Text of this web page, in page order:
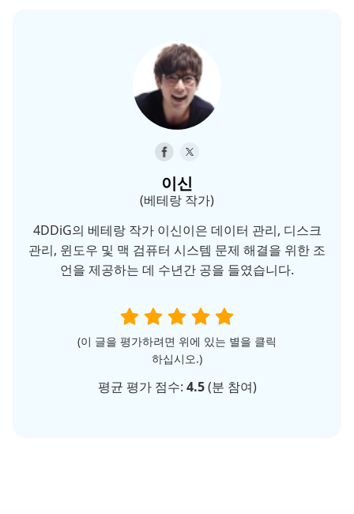
이신
(베테랑 작가)
4DDiG의 베테랑 작가 이신이은 데이터 관리, 디스크
관리, 윈도우 및 맥 검퓨터 시스템 문제 해결을 위한 조
언을 제공하는 데 수년간 공을 들였습니다.
(이 글을 평가하려면 위에 있는 별을 클릭
하십시오.)
평균 평가 점수: 4.5(분 참여)